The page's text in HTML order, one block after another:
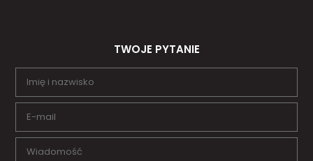
TWOJE PYTANIE